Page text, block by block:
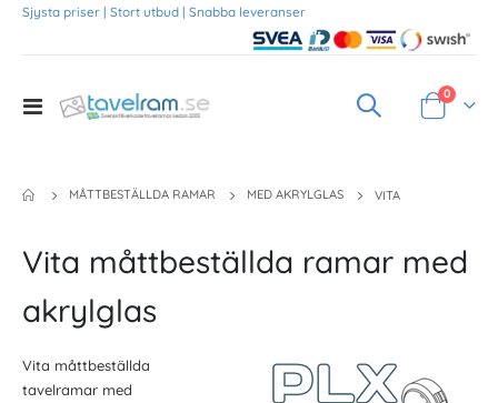
Sjysta priser | Stort utbud | Snabba leveranser
Toggle
Varukorg
0
MÅTTBESTÄLLDA RAMAR MED AKRYLGLAS VITA
Vita måttbeställda ramar med
akrylglas
Vita måttbeställda
tavelramar med